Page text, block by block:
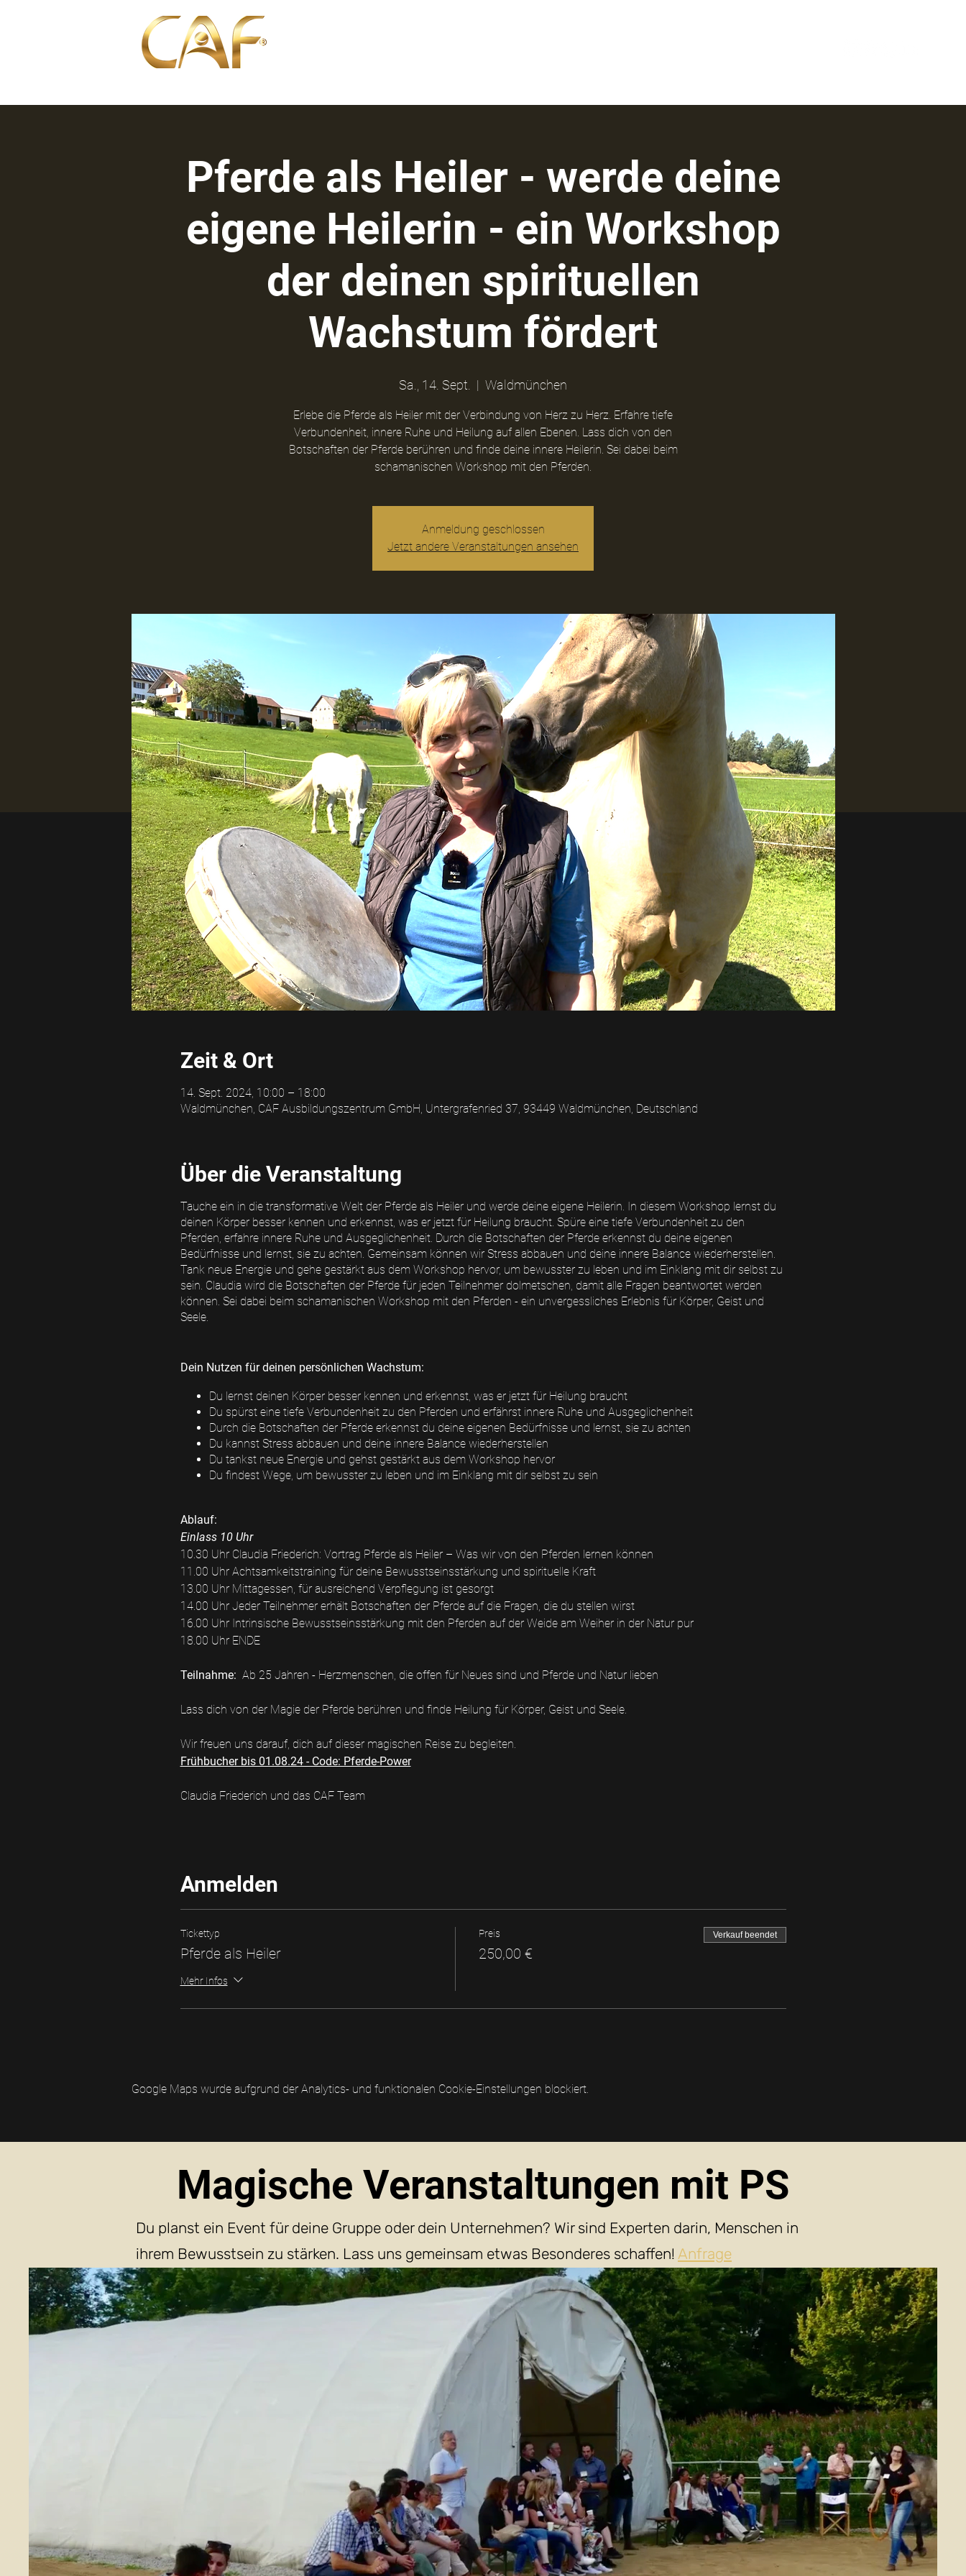
Pferde als Heiler - werde deine
eigene Heilerin - ein Workshop
der deinen spirituellen
Wachstum fördert
Sa., 14. Sept.
  |
Waldmünchen
Erlebe die Pferde als Heiler mit der Verbindung von Herz zu Herz. Erfahre tiefe
Verbundenheit, innere Ruhe und Heilung auf allen Ebenen. Lass dich von den
Botschaften der Pferde berühren und finde deine innere Heilerin. Sei dabei beim
schamanischen Workshop mit den Pferden.
Anmeldung geschlossen
Jetzt andere Veranstaltungen ansehen
Zeit & Ort
14. Sept. 2024, 10:00 – 18:00
Waldmünchen, CAF Ausbildungszentrum GmbH, Untergrafenried 37, 93449 Waldmünchen, Deutschland
Über die Veranstaltung
Tauche ein in die transformative Welt der Pferde als Heiler und werde deine eigene Heilerin. In diesem Workshop lernst du
deinen Körper besser kennen und erkennst, was er jetzt für Heilung braucht. Spüre eine tiefe Verbundenheit zu den
Pferden, erfahre innere Ruhe und Ausgeglichenheit. Durch die Botschaften der Pferde erkennst du deine eigenen
Bedürfnisse und lernst, sie zu achten. Gemeinsam können wir Stress abbauen und deine innere Balance wiederherstellen.
Tank neue Energie und gehe gestärkt aus dem Workshop hervor, um bewusster zu leben und im Einklang mit dir selbst zu
sein. Claudia wird die Botschaften der Pferde für jeden Teilnehmer dolmetschen, damit alle Fragen beantwortet werden
können. Sei dabei beim schamanischen Workshop mit den Pferden - ein unvergessliches Erlebnis für Körper, Geist und
Seele.
Dein Nutzen für deinen persönlichen Wachstum:
Du lernst deinen Körper besser kennen und erkennst, was er jetzt für Heilung braucht
Du spürst eine tiefe Verbundenheit zu den Pferden und erfährst innere Ruhe und Ausgeglichenheit
Durch die Botschaften der Pferde erkennst du deine eigenen Bedürfnisse und lernst, sie zu achten
Du kannst Stress abbauen und deine innere Balance wiederherstellen
Du tankst neue Energie und gehst gestärkt aus dem Workshop hervor
Du findest Wege, um bewusster zu leben und im Einklang mit dir selbst zu sein
Ablauf:
Einlass 10 Uhr
10.30 Uhr Claudia Friederich: Vortrag Pferde als Heiler – Was wir von den Pferden lernen können
11.00 Uhr Achtsamkeitstraining für deine Bewusstseinsstärkung und spirituelle Kraft
13.00 Uhr Mittagessen, für ausreichend Verpflegung ist gesorgt
14.00 Uhr Jeder Teilnehmer erhält Botschaften der Pferde auf die Fragen, die du stellen wirst
16.00 Uhr Intrinsische Bewusstseinsstärkung mit den Pferden auf der Weide am Weiher in der Natur pur
18.00 Uhr ENDE
Teilnahme: Ab 25 Jahren - Herzmenschen, die offen für Neues sind und Pferde und Natur lieben
Lass dich von der Magie der Pferde berühren und finde Heilung für Körper, Geist und Seele.
Wir freuen uns darauf, dich auf dieser magischen Reise zu begleiten.
Frühbucher bis 01.08.24 - Code: Pferde-Power
Claudia Friederich und das CAF Team
Anmelden
Tickettyp
Pferde als Heiler
Mehr Infos
Preis
250,00 €
Verkauf beendet
Google Maps wurde aufgrund der Analytics- und funktionalen Cookie-Einstellungen blockiert.
Magische Veranstaltungen mit PS
Du planst ein Event für deine Gruppe oder dein Unternehmen? Wir sind Experten darin, Menschen in
ihrem Bewusstsein zu stärken. Lass uns gemeinsam etwas Besonderes schaffen! Anfrage